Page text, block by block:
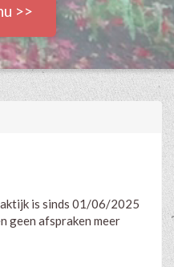
>>
is sinds 01/06/2025
geen afspraken meer